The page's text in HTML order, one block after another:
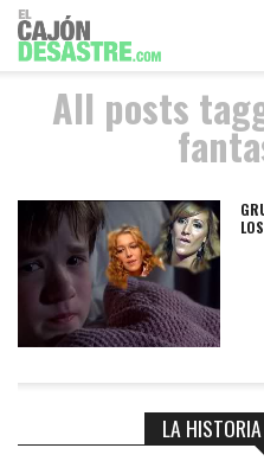
MÚSICA
TELEVISIÓN
POLÍTICA
ACTUALIDAD
EUROVISIÓN
All posts
LA